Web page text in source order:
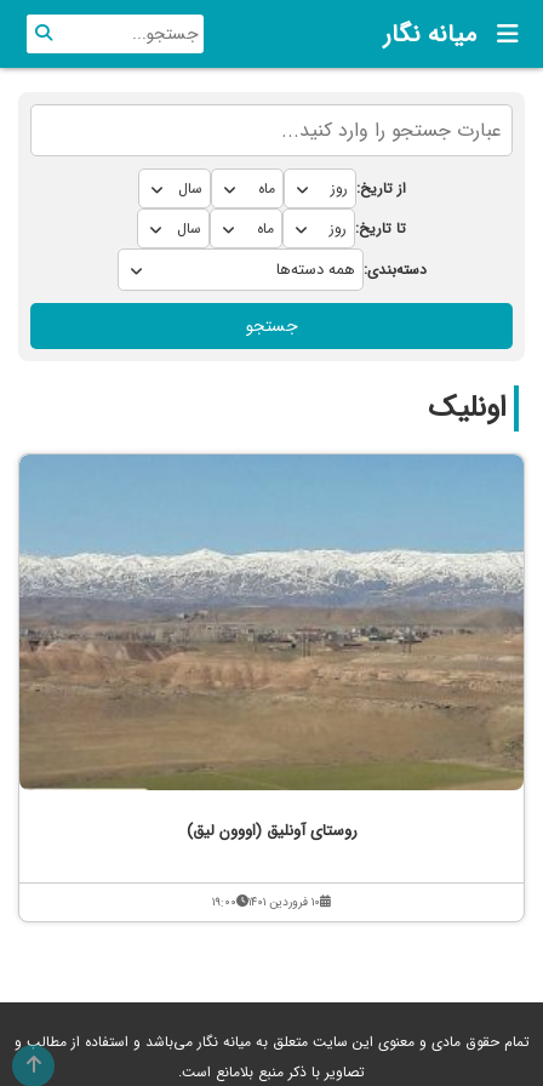
میانه نگار
از تاریخ:
تا تاریخ:
دسته‌بندی:
جستجو
اونلیک
روستای آونلیق (اووون لیق)
۱۰ فروردین ۱۴۰۱ ۱۹:۰۰
تمام حقوق مادی و معنوی این سایت متعلق به میانه نگار می‌باشد و استفاده از مطالب و
تصاویر با ذکر منبع بلامانع است.